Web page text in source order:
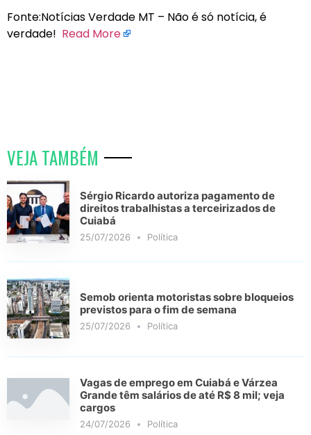
Fonte:Notícias Verdade MT – Não é só notícia, é
verdade! Read More
VEJA TAMBÉM
Sérgio Ricardo autoriza pagamento de
direitos trabalhistas a terceirizados de
Cuiabá
25/07/2026 Política
Semob orienta motoristas sobre bloqueios
previstos para o fim de semana
25/07/2026 Política
Vagas de emprego em Cuiabá e Várzea
Grande têm salários de até R$ 8 mil; veja
cargos
24/07/2026 Política